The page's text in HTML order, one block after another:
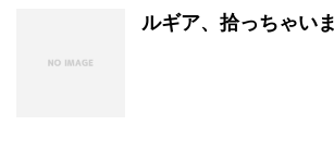
ルギア、拾っちゃいま